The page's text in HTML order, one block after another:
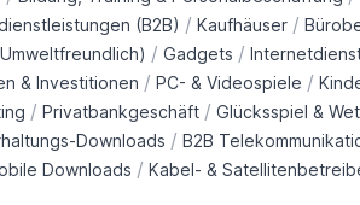
(B2B) / Kaufhäuser /
/ Gadgets /
& Investitionen / PC- & Videospiele /
/ Privatbankgeschäft / Glücksspiel &
Downloads / B2B
Downloads / Kabel- &